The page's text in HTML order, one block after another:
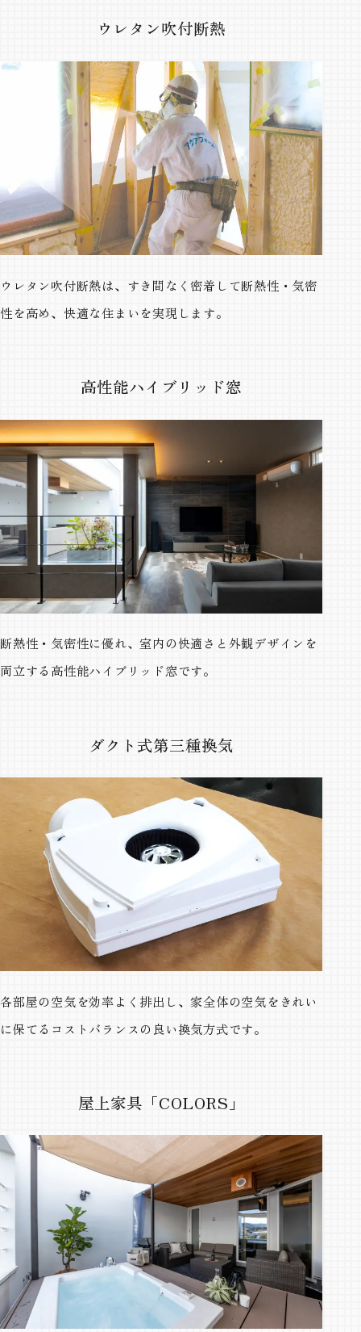
ウレタン吹付断熱
ウレタン吹付断熱は、すき間なく密着して断熱性・気密
性を高め、快適な住まいを実現します。
高性能ハイブリッド窓
断熱性・気密性に優れ、室内の快適さと外観デザインを
両立する高性能ハイブリッド窓です。
ダクト式第三種換気
各部屋の空気を効率よく排出し、家全体の空気をきれい
に保てるコストバランスの良い換気方式です。
屋上家具「COLORS」